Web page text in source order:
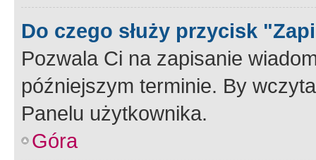
Do czego służy przycisk
Pozwala Ci na zapisanie
późniejszym terminie. By
Panelu użytkownika.
Góra